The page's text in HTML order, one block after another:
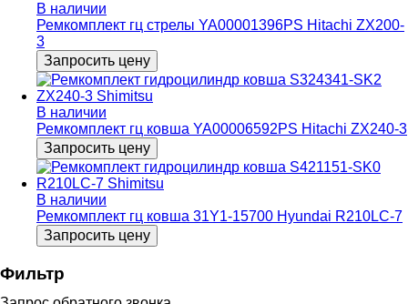
В наличии
Ремкомплект гц стрелы YA00001396PS Hitachi ZX200-
3
Запросить цену
В наличии
Ремкомплект гц ковша YA00006592PS Hitachi ZX240-3
Запросить цену
В наличии
Ремкомплект гц ковша 31Y1-15700 Hyundai R210LC-7
Запросить цену
Фильтр